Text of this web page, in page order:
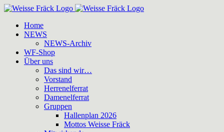
Zum
springenHome
NEWS
NEWS-Archiv
WF-Shop
Über uns
Das sind wir…
Vorstand
Herrenelferrat
Damenelferrat
Gruppen
Hallenplan 2026
Mottos Weisse Fräck